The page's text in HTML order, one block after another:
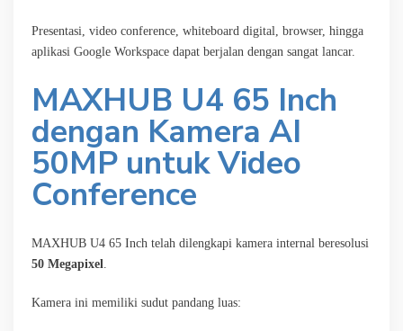
Presentasi, video conference, whiteboard digital, browser, hingga
aplikasi Google Workspace dapat berjalan dengan sangat lancar.
MAXHUB U4 65 Inch
dengan Kamera AI
50MP untuk Video
Conference
MAXHUB U4 65 Inch telah dilengkapi kamera internal beresolusi
50 Megapixel
Kamera ini memiliki sudut pandang luas: